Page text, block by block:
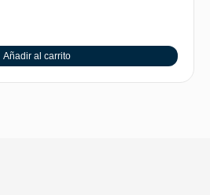
Añadir al carrito